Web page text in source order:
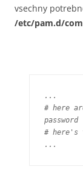
vsechny
/etc/pam.d/
...
# here
password	[success=1 default=ignore]	pam_unix.so obscure sha512
# here's
...